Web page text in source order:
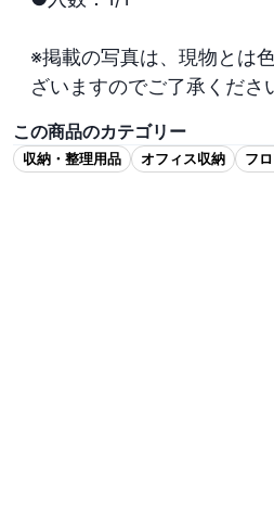
※掲載の写真は、現物とは
ざいますのでご了承くださ
この商品のカテゴリー
収納・整理用品 オフィス収納 フ